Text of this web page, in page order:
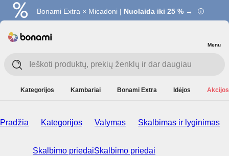
Bonami Extra × Micadoni | Nuolaida iki 25 % →
Menu
Kategorijos Kambariai Bonami Extra Idėjos
Pradžia Kategorijos Valymas Skalbimas ir lyginimas
Skalbimo priedaiSkalbimo priedai